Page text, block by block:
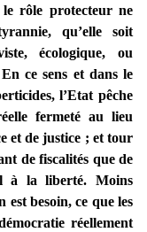
rôle protecteur ne
qu’elle soit
écologique, ou
ce sens et dans le
l’Etat pêche
fermeté au lieu
et de justice ; et tour
de fiscalités que de
à la liberté. Moins
est besoin, ce que les
réellement